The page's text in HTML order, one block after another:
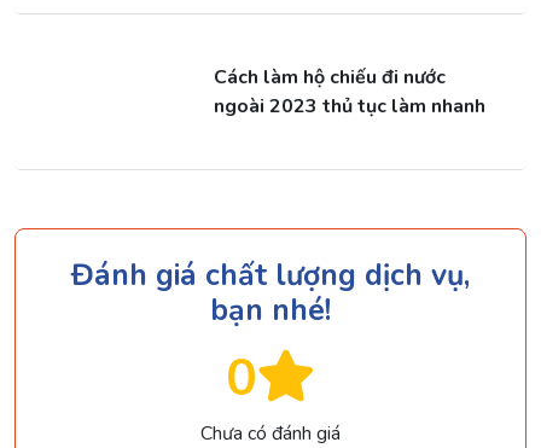
Cách làm hộ chiếu đi nước
ngoài 2023 thủ tục làm nhanh
Đánh giá chất lượng dịch vụ,
bạn nhé!
0
Chưa có đánh giá